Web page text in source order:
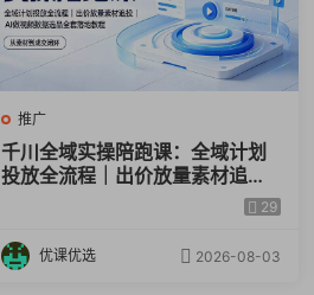
推广
千川全域实操陪跑课：全域计划
投放全流程｜出价放量素材追投
｜AI做视频数据选品全套落地教29
优课优选 2026-08-03